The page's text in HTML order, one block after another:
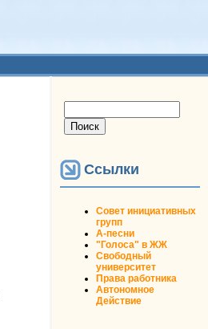
Ссылки
Совет инициативных
групп
А-песни
"Голоса" в ЖЖ
Свободный
университет
Права работника
Автономное
Действие